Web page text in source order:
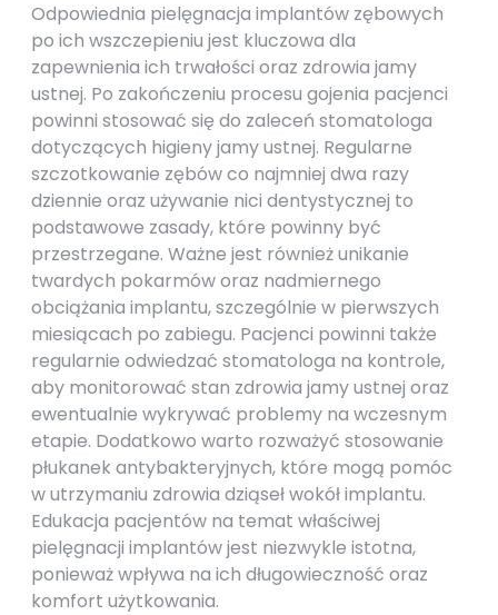
Odpowiednia pielęgnacja implantów zębowych
po ich wszczepieniu jest kluczowa dla
zapewnienia ich trwałości oraz zdrowia jamy
ustnej. Po zakończeniu procesu gojenia pacjenci
powinni stosować się do zaleceń stomatologa
dotyczących higieny jamy ustnej. Regularne
szczotkowanie zębów co najmniej dwa razy
dziennie oraz używanie nici dentystycznej to
podstawowe zasady, które powinny być
przestrzegane. Ważne jest również unikanie
twardych pokarmów oraz nadmiernego
obciążania implantu, szczególnie w pierwszych
miesiącach po zabiegu. Pacjenci powinni także
regularnie odwiedzać stomatologa na kontrole,
aby monitorować stan zdrowia jamy ustnej oraz
ewentualnie wykrywać problemy na wczesnym
etapie. Dodatkowo warto rozważyć stosowanie
płukanek antybakteryjnych, które mogą pomóc
w utrzymaniu zdrowia dziąseł wokół implantu.
Edukacja pacjentów na temat właściwej
pielęgnacji implantów jest niezwykle istotna,
ponieważ wpływa na ich długowieczność oraz
komfort użytkowania.